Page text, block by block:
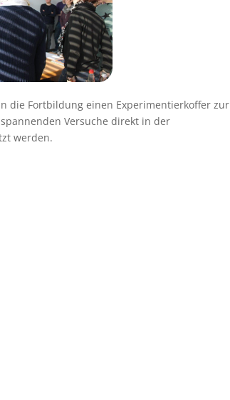
die Fortbildung einen Experimentierkoffer zur
Versuche direkt in der
werden.